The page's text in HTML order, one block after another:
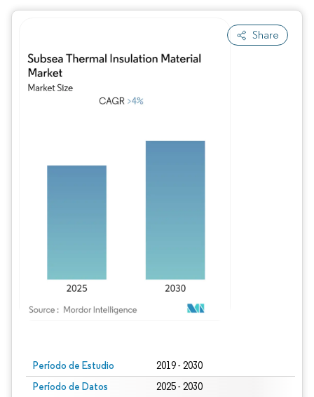
Share
Período de Estudio 2019 - 2030
Período de Datos
2025 - 2030